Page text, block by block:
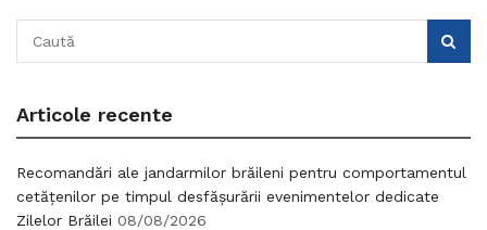
Articole recente
Recomandări ale jandarmilor brăileni pentru comportamentul
cetățenilor pe timpul desfășurării evenimentelor dedicate
Zilelor Brăilei 08/08/2026